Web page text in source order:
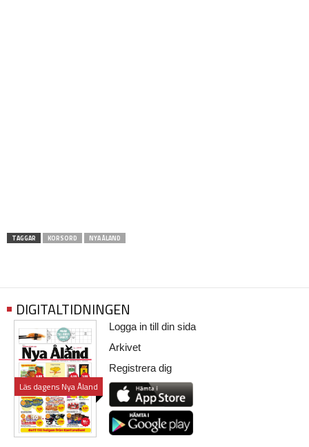
TAGGAR KORSORD NYA ÅLAND
DIGITALTIDNINGEN
Läs dagens Nya Åland
Logga in till din sida
Arkivet
Registrera dig